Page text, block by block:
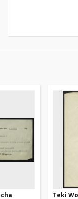
Teki